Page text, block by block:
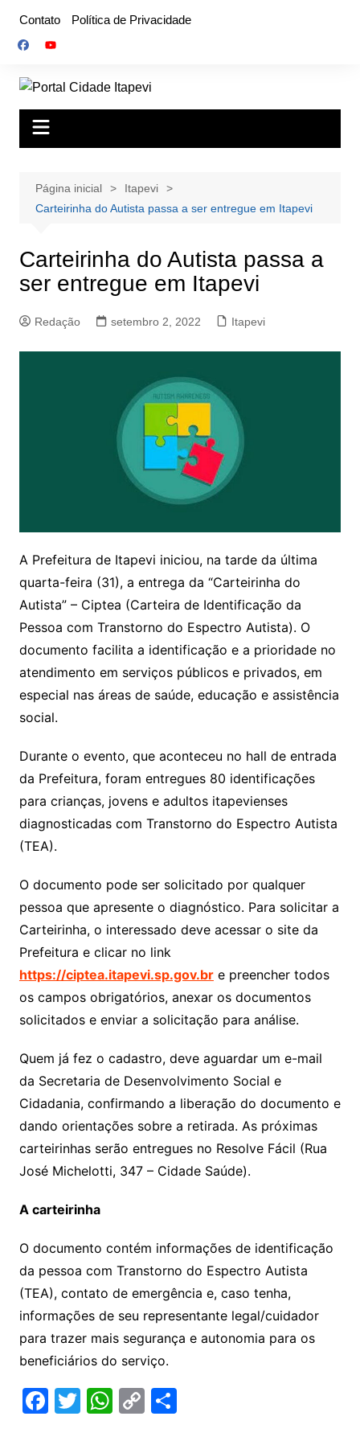
Contato Política de Privacidade
Página inicial
Itapevi
Carteirinha do Autista passa a ser entregue em Itapevi
Carteirinha do Autista passa a
ser entregue em Itapevi
Redação setembro 2, 2022 Itapevi
A Prefeitura de Itapevi iniciou, na tarde da última
quarta-feira (31), a entrega da “Carteirinha do
Autista” – Ciptea (Carteira de Identificação da
Pessoa com Transtorno do Espectro Autista). O
documento facilita a identificação e a prioridade no
atendimento em serviços públicos e privados, em
especial nas áreas de saúde, educação e assistência
social.
Durante o evento, que aconteceu no hall de entrada
da Prefeitura, foram entregues 80 identificações
para crianças, jovens e adultos itapevienses
diagnosticadas com Transtorno do Espectro Autista
(TEA).
O documento pode ser solicitado por qualquer
pessoa que apresente o diagnóstico. Para solicitar a
Carteirinha, o interessado deve acessar o site da
Prefeitura e clicar no link
https://ciptea.itapevi.sp.gov.bre preencher todos
os campos obrigatórios, anexar os documentos
solicitados e enviar a solicitação para análise.
Quem já fez o cadastro, deve aguardar um e-mail
da Secretaria de Desenvolvimento Social e
Cidadania, confirmando a liberação do documento e
dando orientações sobre a retirada. As próximas
carteirinhas serão entregues no Resolve Fácil (Rua
José Michelotti, 347 – Cidade Saúde).
A carteirinha
O documento contém informações de identificação
da pessoa com Transtorno do Espectro Autista
(TEA), contato de emergência e, caso tenha,
informações de seu representante legal/cuidador
para trazer mais segurança e autonomia para os
beneficiários do serviço.
F T W C S